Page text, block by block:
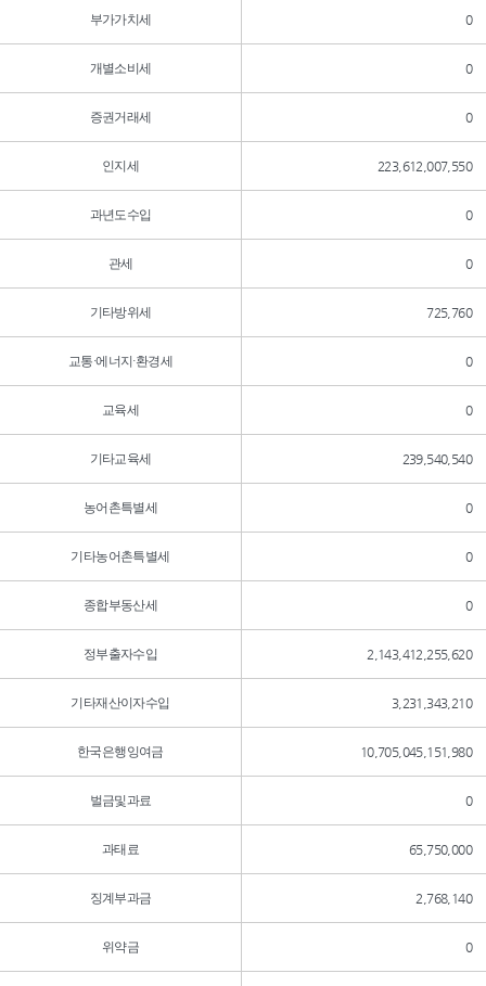
부가가치세 0
개별소비세 0
증권거래세 0
인지세 223,612,007,550
과년도수입 0
관세 0
기타방위세 725,760
교통·에너지·환경세 0
교육세 0
기타교육세 239,540,540
농어촌특별세 0
기타농어촌특별세 0
종합부동산세 0
정부출자수입 2,143,412,255,620
기타재산이자수입 3,231,343,210
한국은행잉여금 10,705,045,151,980
벌금및과료 0
과태료 65,750,000
징계부과금 2,768,140
위약금 0